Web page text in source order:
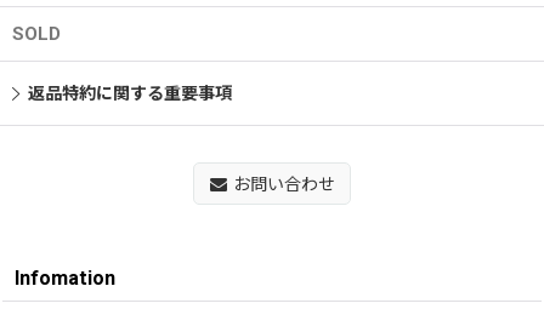
SOLD
返品特約に関する重要事項
お問い合わせ
Infomation